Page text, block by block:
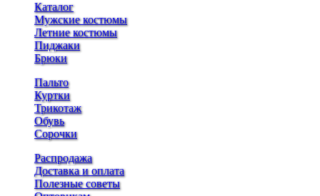
Каталог
Мужские костюмы
Летние костюмы
Пиджаки
Брюки
Пальто
Куртки
Трикотаж
Обувь
Сорочки
Распродажа
Доставка и оплата
Полезные советы